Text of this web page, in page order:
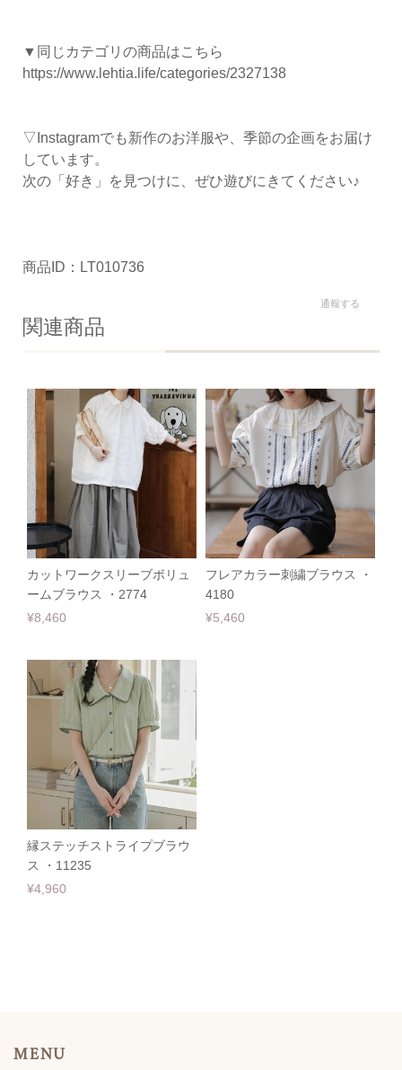
▼同じカテゴリの商品はこちら
https://www.lehtia.life/categories/2327138
▽Instagramでも新作のお洋服や、季節の企画をお届け
しています。
次の「好き」を見つけに、ぜひ遊びにきてください♪
商品ID：LT010736
通報する
関連商品
カットワークスリーブボリュ
ームブラウス ・2774
¥8,460
フレアカラー刺繍ブラウス ・
4180
¥5,460
縁ステッチストライプブラウ
ス ・11235
¥4,960
MENU